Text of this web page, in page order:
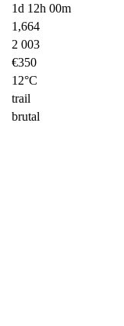
1d 12h 00m
1,664
2 003
€350
12°C
trail
brutal